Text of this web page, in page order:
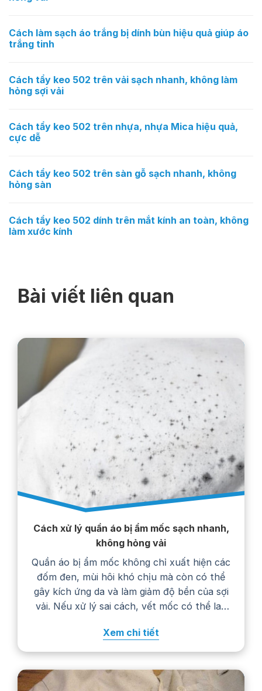
Cách làm sạch áo trắng bị dính bùn hiệu quả giúp áo
trắng tinh
Cách tẩy keo 502 trên vải sạch nhanh, không làm
hỏng sợi vải
Cách tẩy keo 502 trên nhựa, nhựa Mica hiệu quả,
cực dễ
Cách tẩy keo 502 trên sàn gỗ sạch nhanh, không
hỏng sàn
Cách tẩy keo 502 dính trên mắt kính an toàn, không
làm xước kính
Bài viết liên quan
Cách xử lý quần áo bị ẩm mốc sạch nhanh,
không hỏng vải
Quần áo bị ẩm mốc không chỉ xuất hiện các
đốm đen, mùi hôi khó chịu mà còn có thể
gây kích ứng da và làm giảm độ bền của sợi
vải. Nếu xử lý sai cách, vết mốc có thể lan
nhanh hư hỏng. Trong bài viết…
Xem chi tiết